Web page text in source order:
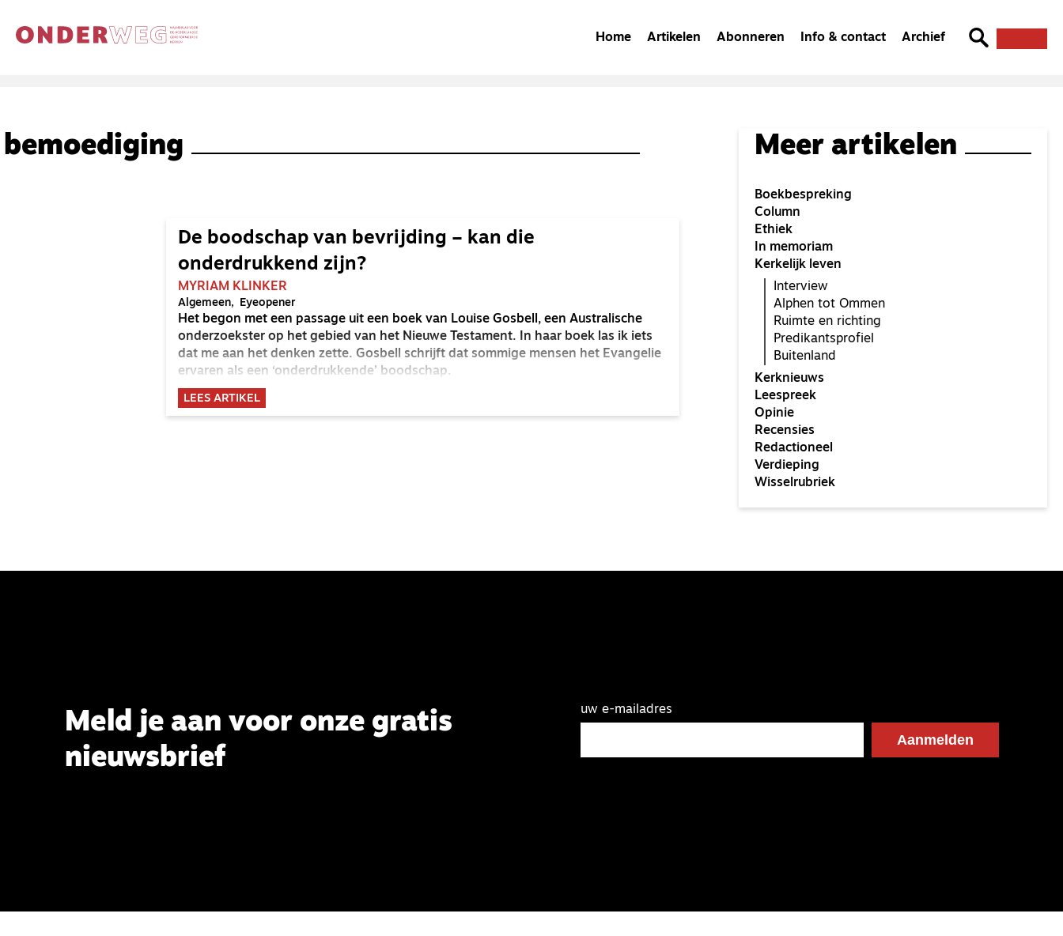
Home Artikelen Abonneren Info & contact Archief
bemoediging
De boodschap van bevrijding – kan die
onderdrukkend zijn?
MYRIAM KLINKER
Algemeen Eyeopener
Het begon met een passage uit een boek van Louise Gosbell, een Australische
onderzoekster op het gebied van het Nieuwe Testament. In haar boek las ik iets
dat me aan het denken zette. Gosbell schrijft dat sommige mensen het Evangelie
ervaren als een ‘onderdrukkende’ boodschap.
LEES ARTIKEL
Meer artikelen
Boekbespreking
Column
Ethiek
In memoriam
Kerkelijk leven
Interview
Alphen tot Ommen
Ruimte en richting
Predikantsprofiel
Buitenland
Kerknieuws
Leespreek
Opinie
Recensies
Redactioneel
Verdieping
Wisselrubriek
Meld je aan voor onze gratis
nieuwsbrief
uw e-mailadres